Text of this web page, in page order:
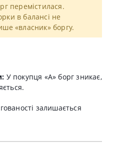
перемістилася.
в балансі не
«власник» боргу.
У покупця «А» борг зникає,
залишається